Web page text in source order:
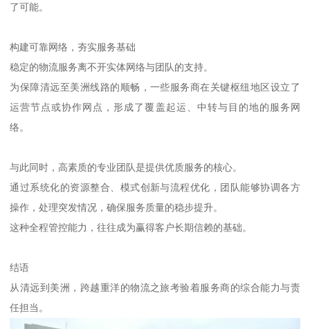
了可能。
构建可靠网络，夯实服务基础
稳定的物流服务离不开实体网络与团队的支持。
为保障清远至美洲线路的顺畅，一些服务商在关键枢纽地区设立了
运营节点或协作网点，形成了覆盖起运、中转与目的地的服务网
络。
与此同时，高素质的专业团队是提供优质服务的核心。
通过系统化的资源整合、模式创新与流程优化，团队能够协调各方
操作，处理突发情况，确保服务质量的稳步提升。
这种全程管控能力，往往成为赢得客户长期信赖的基础。
结语
从清远到美洲，跨越重洋的物流之旅考验着服务商的综合能力与责
任担当。